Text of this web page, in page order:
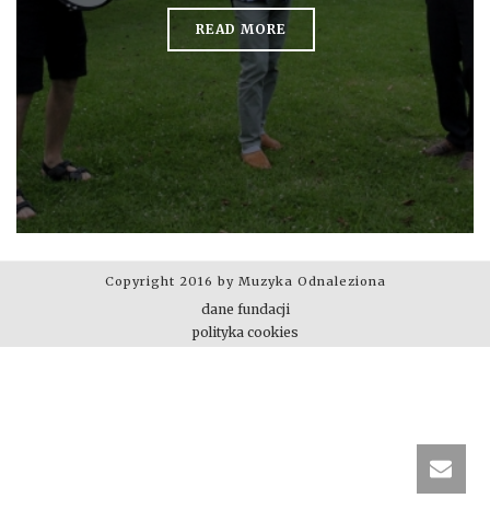
READ MORE
Copyright 2016 by Muzyka Odnaleziona
dane fundacji
polityka cookies